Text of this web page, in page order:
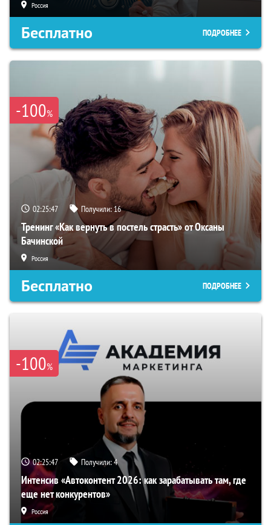
Россия
Бесплатно ПОДРОБНЕЕ
-100%
02:25:46 Получили:16
Тренинг «Как вернуть в постель страсть» от Оксаны
Бачинской
Россия
Бесплатно ПОДРОБНЕЕ
-100%
02:25:46 Получили:4
Интенсив «Автоконтент 2026: как зарабатывать там, где
еще нет конкурентов»
Россия